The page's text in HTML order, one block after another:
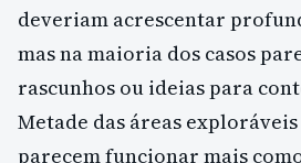
deveriam acrescentar
mas na maioria dos casos
rascunhos ou ideias para
Metade das áreas
parecem funcionar mais